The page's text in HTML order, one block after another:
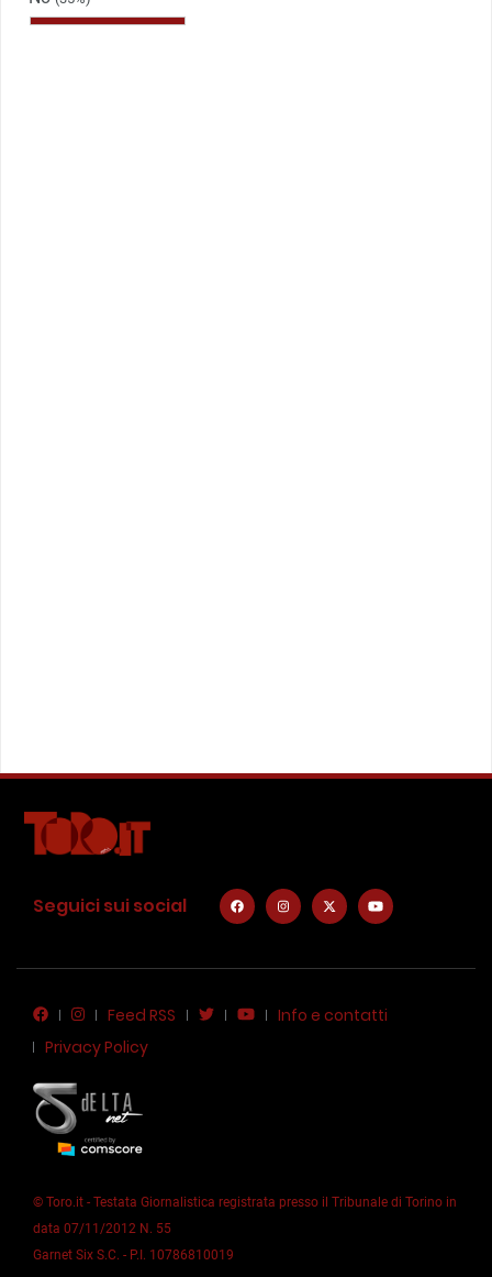
Seguici sui social
Feed RSS
Info e contatti
Privacy Policy
© Toro.it - Testata Giornalistica registrata presso il Tribunale di Torino in
data 07/11/2012 N. 55
Garnet Six S.C. - P.I. 10786810019